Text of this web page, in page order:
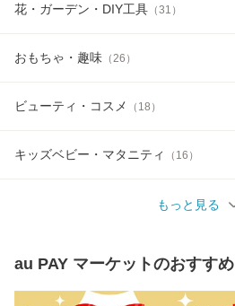
花・ガーデン・DIY工具 （31 ）
おもちゃ・趣味 （ 26 ）
ビューティ・コスメ （ 18 ）
キッズベビー・マタニティ （ 16 ）
もっと見る
au PAY マーケットのおすすめ